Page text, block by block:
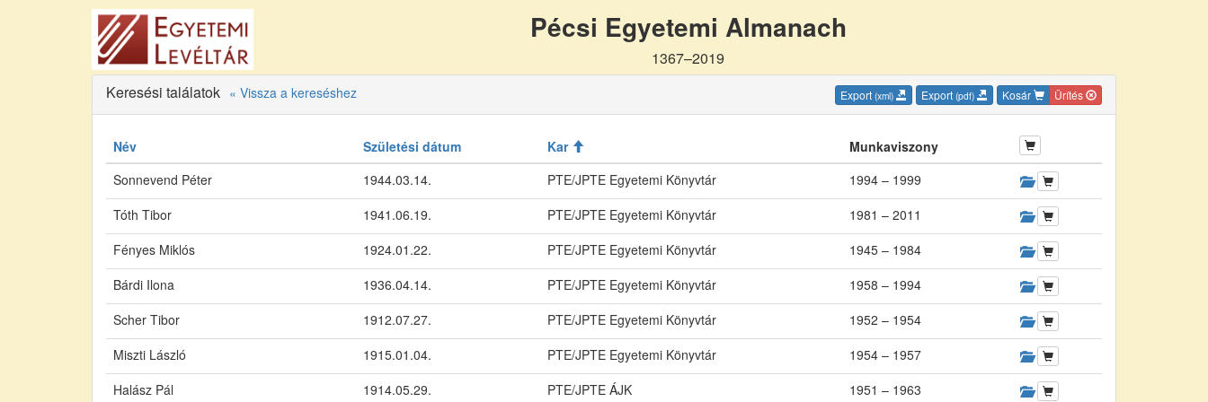
Pécsi Egyetemi Almanach
1367–2019
Keresési találatok « Vissza a kereséshez Export (xml) Export (pdf) Kosár Ürítés
Név Születési dátum Kar
Munkaviszony
Sonnevend Péter
1944.03.14. PTE/JPTE Egyetemi Könyvtár
1994 – 1999
Tóth Tibor
1941.06.19. PTE/JPTE Egyetemi Könyvtár
1981 – 2011
Fényes Miklós
1924.01.22. PTE/JPTE Egyetemi Könyvtár
1945 – 1984
Bárdi Ilona
1936.04.14. PTE/JPTE Egyetemi Könyvtár
1958 – 1994
Scher Tibor
1912.07.27. PTE/JPTE Egyetemi Könyvtár
1952 – 1954
Miszti László
1915.01.04. PTE/JPTE Egyetemi Könyvtár
1954 – 1957
Halász Pál
1914.05.29. PTE/JPTE ÁJK
1951 – 1963